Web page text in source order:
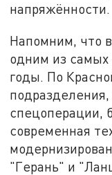
напряжённости.
Напомним, что
одним из
годы. По
спецоперации,
современная
"Герань" и